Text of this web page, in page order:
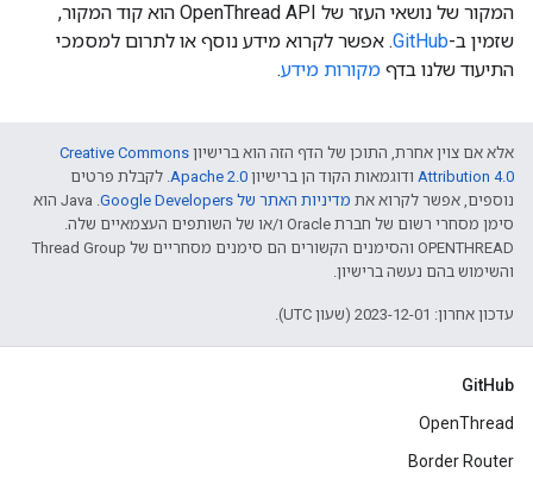
המקור של נושאי העזר של OpenThread API הוא קוד המקור,
שזמין ב-GitHub. אפשר לקרוא מידע נוסף או לתרום למסמכי
התיעוד שלנו בדף מקורות מידע.
אלא אם צוין אחרת, התוכן של הדף הזה הוא ברישיון Creative Commons
Attribution 4.0‏ ודוגמאות הקוד הן ברישיון Apache 2.0‏. לקבלת פרטים
נוספים, אפשר לקרוא את מדיניות האתר של Google Developers‏
.‏ Java הוא
סימן מסחרי רשום של חברת Oracle ו/או של השותפים העצמאיים שלה.
‫OPENTHREAD והסימנים הקשורים הם סימנים מסחריים של Thread Group
והשימוש בהם נעשה ברישיון.
עדכון אחרון: 2023-12-01 (שעון UTC).
GitHub
OpenThread
Border Router